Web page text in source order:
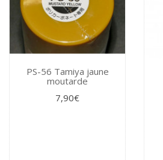
PS-56 Tamiya jaune
moutarde
7,90€